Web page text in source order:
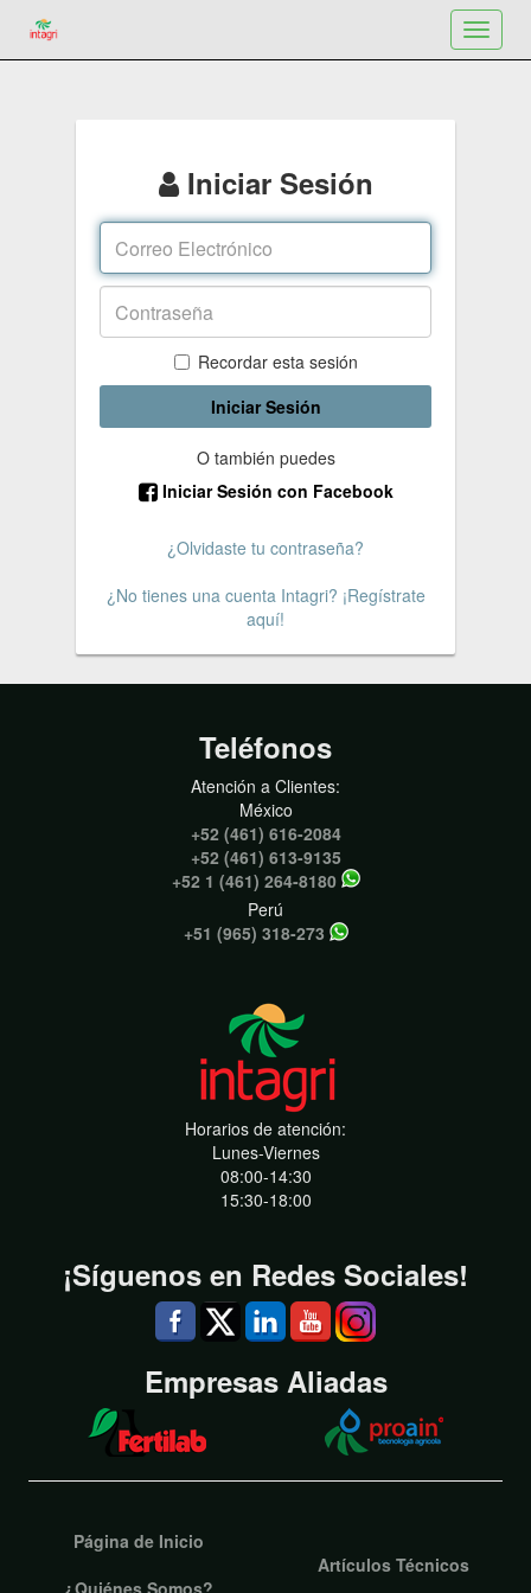
Toggle
Iniciar Sesión
Recordar esta sesión
Iniciar Sesión
O también puedes
Iniciar Sesión con Facebook
¿Olvidaste tu contraseña?
¿No tienes una cuenta Intagri? ¡Regístrate
aquí!
Teléfonos
Atención a Clientes:
México
+52 (461) 616-2084
+52 (461) 613-9135
+52 1 (461) 264-8180
Perú
+51 (965) 318-273
Horarios de atención:
Lunes-Viernes
08:00-14:30
15:30-18:00
¡Síguenos en Redes Sociales!
Empresas Aliadas
Página de Inicio
¿Quiénes Somos?
Artículos Técnicos